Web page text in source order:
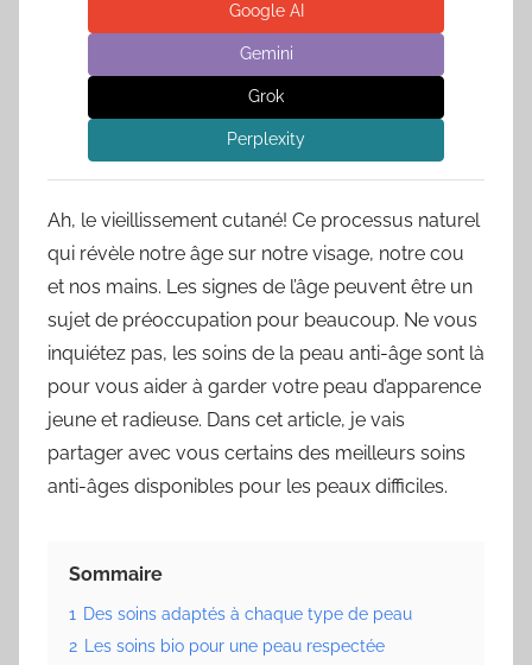
Google AI
Gemini
Grok
Perplexity
Ah, le vieillissement cutané! Ce processus naturel
qui révèle notre âge sur notre visage, notre cou
et nos mains. Les signes de l’âge peuvent être un
sujet de préoccupation pour beaucoup. Ne vous
inquiétez pas, les soins de la peau anti-âge sont là
pour vous aider à garder votre peau d’apparence
jeune et radieuse. Dans cet article, je vais
partager avec vous certains des meilleurs soins
anti-âges disponibles pour les peaux difficiles.
Sommaire
1 Des soins adaptés à chaque type de peau
2 Les soins bio pour une peau respectée